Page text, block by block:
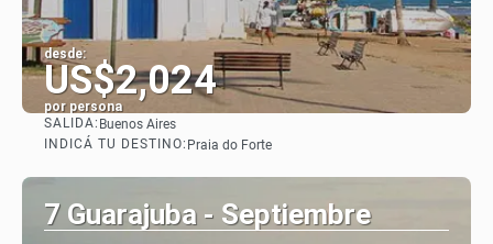
desde:
US$2,024
por persona
SALIDA: Buenos Aires
INDICÁ TU DESTINO: Praia do Forte
7 Guarajuba - Septiembre